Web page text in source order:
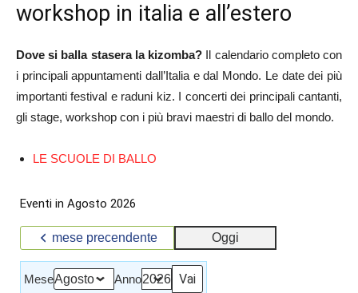
workshop in italia e all’estero
Dove si balla stasera la kizomba? Il calendario completo con
i principali appuntamenti dall’Italia e dal Mondo. Le date dei più
importanti festival e raduni kiz. I concerti dei principali cantanti,
gli stage, workshop con i più bravi maestri di ballo del mondo.
LE SCUOLE DI BALLO
Eventi in Agosto 2026
mese precendente Oggi
Mese Anno